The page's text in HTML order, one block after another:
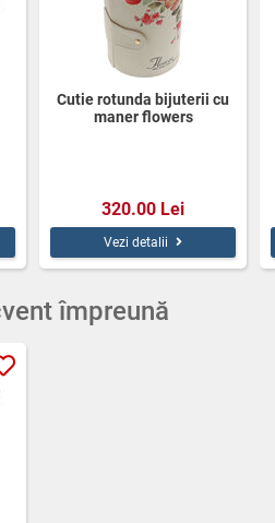
Cutie rotunda bijuterii cu
maner flowers
320.00 Lei
Vezi detalii
împreună